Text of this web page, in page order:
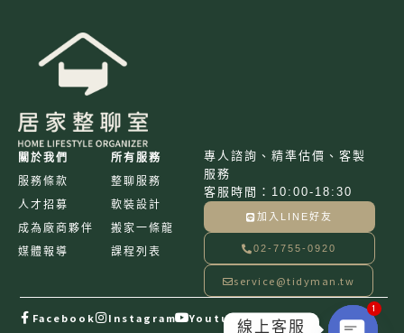
關於我們
服務條款
人才招募
成為廠商夥伴
媒體報導
所有服務
整聊服務
軟裝設計
搬家一條龍
課程列表
專人諮詢、精準估價、客製
服務
客服時間：10:00-18:30
加入LINE好友
02-7755-0920
service@tidyman.tw
Facebook Instagram Youtube線上客服
1